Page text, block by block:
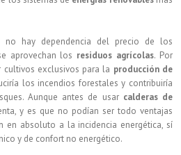
hay dependencia del precio de los
aprovechan los residuos agrícolas. Por
exclusivos para la producción de
los incendios forestales y contribuiría
Aunque antes de usar calderas de
y es que no podían ser todo ventajas
en absoluto a la incidencia energética, sí
y de confort no energético.